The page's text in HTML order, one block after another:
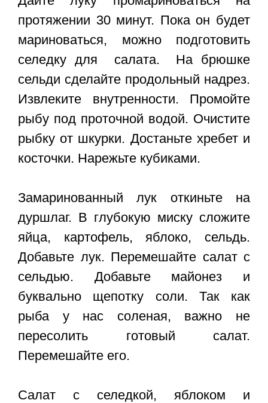
протяжении 30 минут. Пока он будет
мариноваться, можно подготовить
селедку для салата. На брюшке
сельди сделайте продольный надрез.
Извлеките внутренности. Промойте
рыбу под проточной водой. Очистите
рыбку от шкурки. Достаньте хребет и
косточки. Нарежьте кубиками.
Замаринованный лук откиньте на
дуршлаг. В глубокую миску сложите
яйца, картофель, яблоко, сельдь.
Добавьте лук. Перемешайте салат с
сельдью. Добавьте майонез и
буквально щепотку соли. Так как
рыба у нас соленая, важно не
пересолить готовый салат.
Перемешайте его.
Салат с селедкой, яблоком и